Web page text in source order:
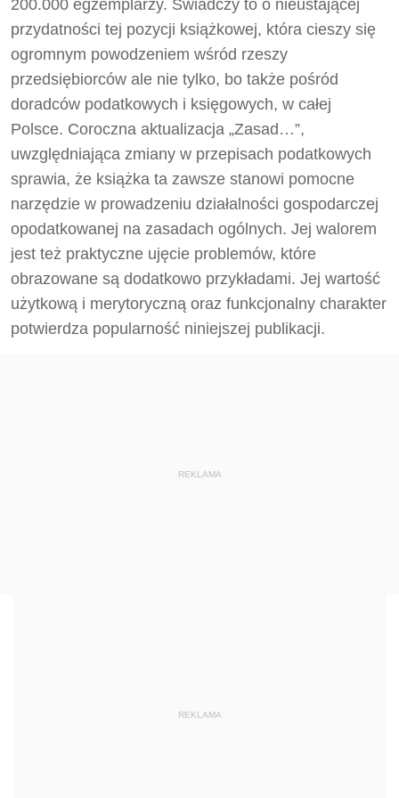
200.000 egzemplarzy. Świadczy to o nieustającej
przydatności tej pozycji książkowej, która cieszy się
ogromnym powodzeniem wśród rzeszy
przedsiębiorców ale nie tylko, bo także pośród
doradców podatkowych i księgowych, w całej
Polsce. Coroczna aktualizacja „Zasad…”,
uwzględniająca zmiany w przepisach podatkowych
sprawia, że książka ta zawsze stanowi pomocne
narzędzie w prowadzeniu działalności gospodarczej
opodatkowanej na zasadach ogólnych. Jej walorem
jest też praktyczne ujęcie problemów, które
obrazowane są dodatkowo przykładami. Jej wartość
użytkową i merytoryczną oraz funkcjonalny charakter
potwierdza popularność niniejszej publikacji.
REKLAMA
REKLAMA